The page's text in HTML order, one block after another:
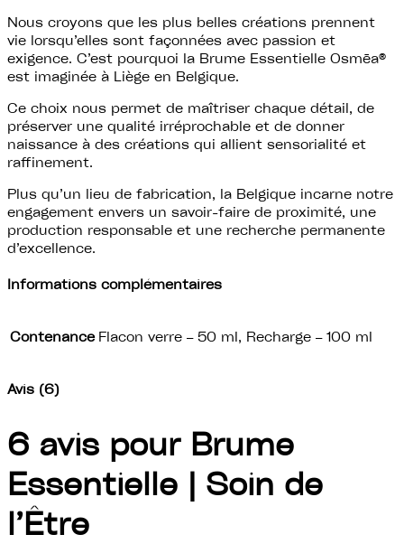
Nous croyons que les plus belles créations prennent
vie lorsqu’elles sont façonnées avec passion et
exigence. C’est pourquoi la Brume Essentielle Osmēa®
est imaginée à Liège en Belgique.
Ce choix nous permet de maîtriser chaque détail, de
préserver une qualité irréprochable et de donner
naissance à des créations qui allient sensorialité et
raffinement.
Plus qu’un lieu de fabrication, la Belgique incarne notre
engagement envers un savoir-faire de proximité, une
production responsable et une recherche permanente
d’excellence.
Informations complémentaires
Contenance Flacon verre – 50 ml, Recharge – 100 ml
Avis (6)
6 avis pour Brume
Essentielle | Soin de
l’Être